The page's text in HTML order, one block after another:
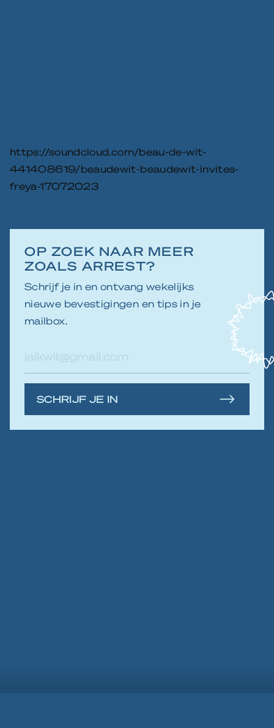
https://soundcloud.com/beau-de-wit-
441408619/beaudewit-beaudewit-invites-
freya-17072023
OP ZOEK NAAR MEER
ZOALS ARREST?
Schrijf je in en ontvang wekelijks
nieuwe bevestigingen en tips in je
mailbox.
mailadres
SCHRIJF JE IN